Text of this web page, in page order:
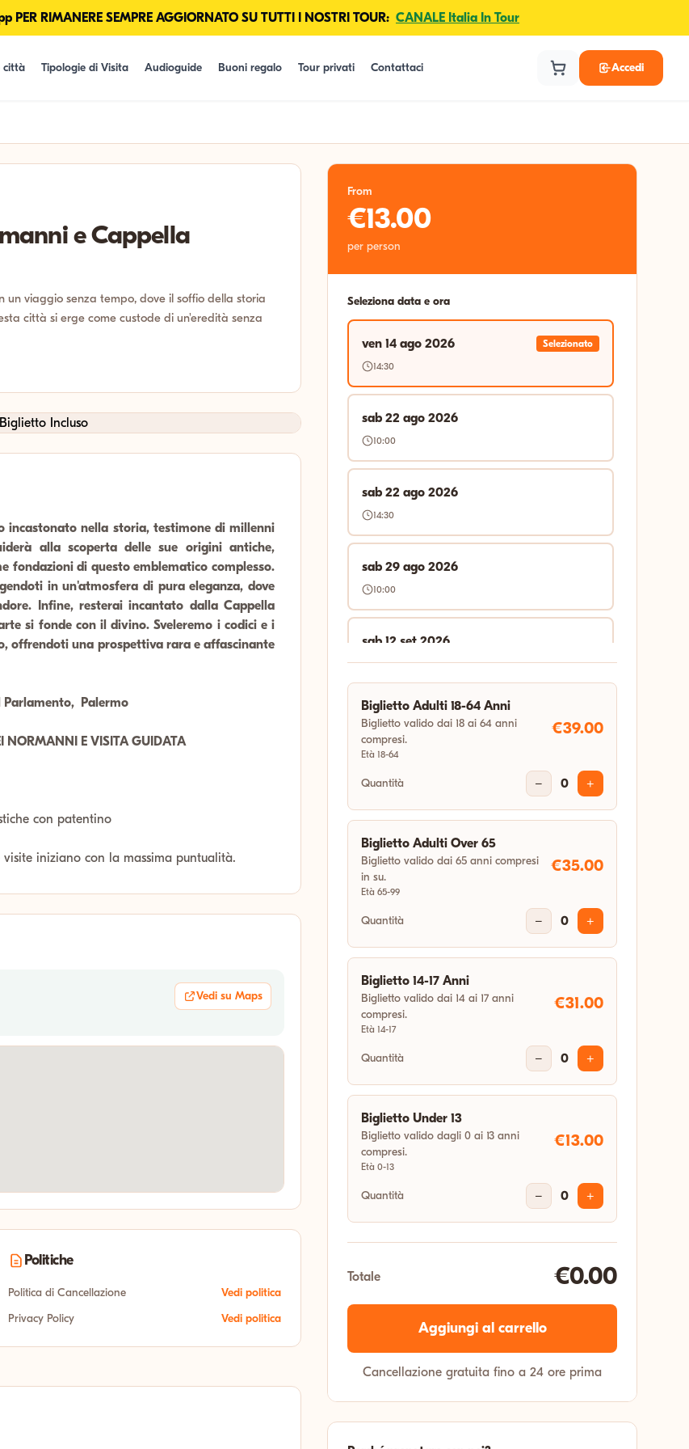
PER RIMANERE SEMPRE AGGIORNATO SU TUTTI I NOSTRI TOUR: CANALE Italia In Tour
città Tipologie di Visita Audioguide Buoni regalo Tour privati Contattaci Accedi
e Cappella
viaggio senza tempo, dove il soffio della storia
città si erge come custode di un'eredità senza
incastonato nella storia, testimone di millenni
alla scoperta delle sue origini antiche,
fondazioni di questo emblematico complesso.
in un'atmosfera di pura eleganza, dove
Infine, resterai incantato dalla Cappella
si fonde con il divino. Sveleremo i codici e i
offrendoti una prospettiva rara e affascinante
Parlamento, Palermo
NORMANNI E VISITA GUIDATA
con patentino
iniziano con la massima puntualità.
Vedi su Maps
Politiche
Politica di Cancellazione
Vedi politica
Privacy Policy
Vedi politica
From
€13.00
per person
Seleziona data e ora
ven 14 ago 2026
Selezionato
14:30
sab 22 ago 2026
10:00
sab 22 ago 2026
14:30
sab 29 ago 2026
10:00
sab 12 set 2026
14:30
sab 19 set 2026
14:30
sab 26 set 2026
14:30
sab 10 ott 2026
10:00
14:30
sab 31 ott 2026
14:30
Biglietto Adulti 18-64 Anni
Biglietto valido dai 18 ai 64 anni
compresi.
Età 18-64
€39.00
Quantità − 0 +
Biglietto Adulti Over 65
Biglietto valido dai 65 anni compresi
in su.
Età 65-99
€35.00
Quantità − 0 +
Biglietto 14-17 Anni
Biglietto valido dai 14 ai 17 anni
compresi.
Età 14-17
€31.00
Quantità − 0 +
Biglietto Under 13
Biglietto valido dagli 0 ai 13 anni
compresi.
Età 0-13
€13.00
Quantità − 0 +
Totale €0.00
Aggiungi al carrello
Cancellazione gratuita fino a 24 ore prima